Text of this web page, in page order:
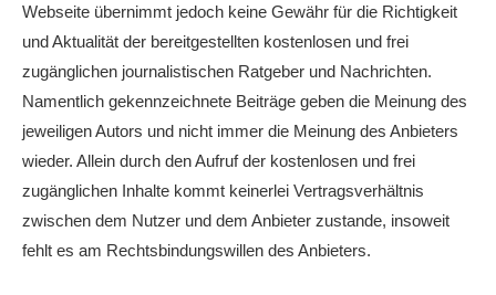
Webseite übernimmt jedoch keine Gewähr für die Richtigkeit
und Aktualität der bereitgestellten kostenlosen und frei
zugänglichen journalistischen Ratgeber und Nachrichten.
Namentlich gekennzeichnete Beiträge geben die Meinung des
jeweiligen Autors und nicht immer die Meinung des Anbieters
wieder. Allein durch den Aufruf der kostenlosen und frei
zugänglichen Inhalte kommt keinerlei Vertragsverhältnis
zwischen dem Nutzer und dem Anbieter zustande, insoweit
fehlt es am Rechtsbindungswillen des Anbieters.